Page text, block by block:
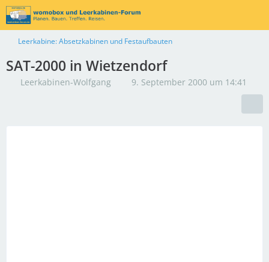
Leerkabine: Absetzkabinen und Festaufbauten
SAT-2000 in Wietzendorf
Leerkabinen-Wolfgang 9. September 2000 um 14:41